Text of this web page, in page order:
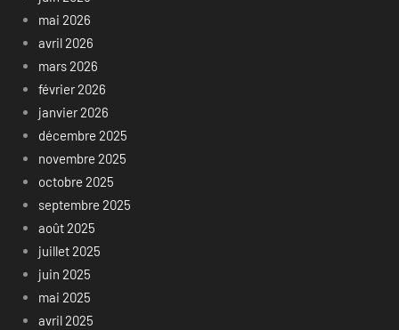
mai 2026
avril 2026
mars 2026
février 2026
janvier 2026
décembre 2025
novembre 2025
octobre 2025
septembre 2025
août 2025
juillet 2025
juin 2025
mai 2025
avril 2025